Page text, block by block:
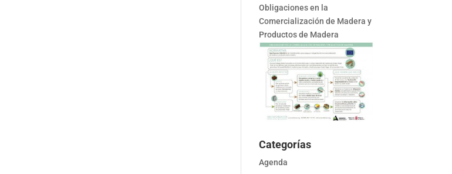
Obligaciones en la
Comercialización de Madera y
Productos de Madera
Categorías
Agenda